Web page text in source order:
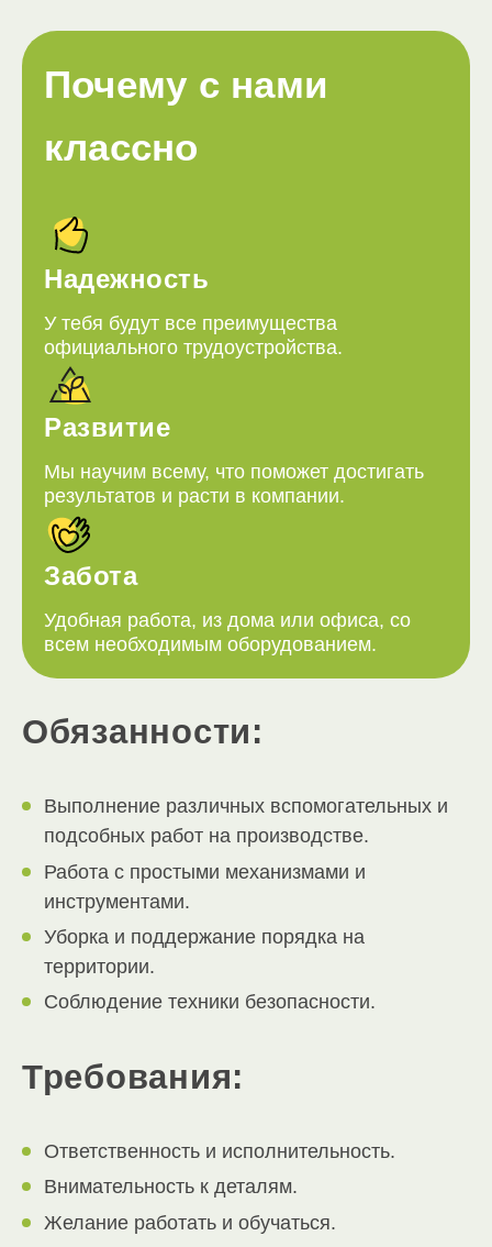
Почему с нами
классно
Надежность
У тебя будут все преимущества
официального трудоустройства.
Развитие
Мы научим всему, что поможет достигать
результатов и расти в компании.
Забота
Удобная работа, из дома или офиса, со
всем необходимым оборудованием.
Обязанности:
Выполнение различных вспомогательных и
подсобных работ на производстве.
Работа с простыми механизмами и
инструментами.
Уборка и поддержание порядка на
территории.
Соблюдение техники безопасности.
Требования:
Ответственность и исполнительность.
Внимательность к деталям.
Желание работать и обучаться.